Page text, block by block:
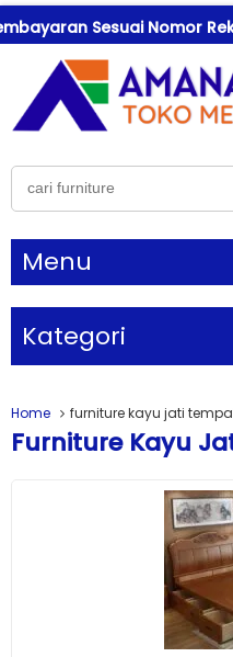
Sesuai Nomor
Menu
Kategori
Home furniture kayu jati
Furniture Kayu